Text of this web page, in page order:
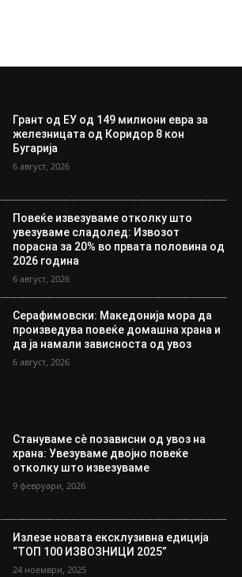
Грант од ЕУ од 149 милиони евра за
железницата од Коридор 8 кон
Бугарија
6 август, 2026
Повеќе извезуваме отколку што
увезуваме сладолед: Извозот
порасна за 20% во првата половина од
2026 година
6 август, 2026
Серафимовски: Македонија мора да
произведува повеќе домашна храна и
да ја намали зависноста од увоз
6 август, 2026
Стануваме сè позависни од увоз на
храна: Увезуваме двојно повеќе
отколку што извезуваме
9 февруари, 2026
Излезе новата ексклузивна едиција
“ТОП 100 ИЗВОЗНИЦИ 2025”
24 ноември, 2025